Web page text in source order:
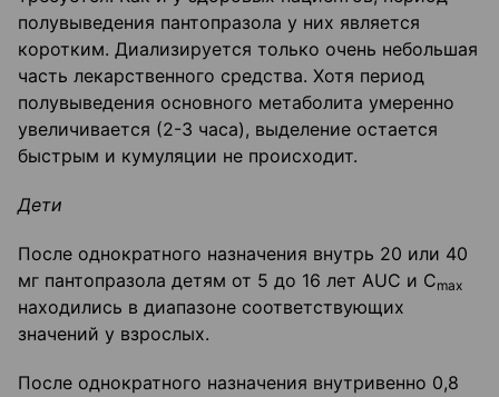
полувыведения пантопразола у них является
коротким. Диализируется только очень небольшая
часть лекарственного средства. Хотя период
полувыведения основного метаболита умеренно
увеличивается (2-3 часа), выделение остается
быстрым и кумуляции не происходит.
Дети
После однократного назначения внутрь 20 или 40
мг пантопразола детям от 5 до 16 лет AUC и Сmax
находились в диапазоне соответствующих
значений у взрослых.
После однократного назначения внутривенно 0,8